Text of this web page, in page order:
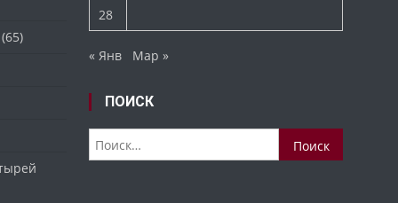
28
« Янв Мар »
ПОИСК
Найти: